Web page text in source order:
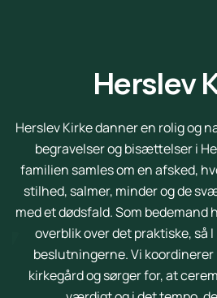
Herslev
Herslev Kirke danner en rolig og
begravelser og bisættelser i
familien samles om en afsked,
stilhed, salmer, minder og de
med et dødsfald. Som bedemand
overblik over det praktiske, så
beslutningerne. Vi
kirkegård og sørger for, at